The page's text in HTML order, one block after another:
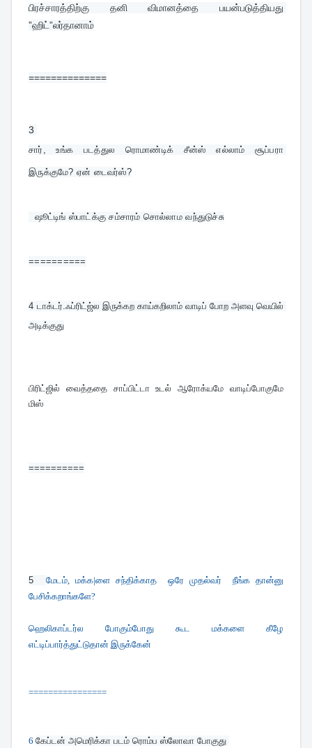
பிரச்சாரத்திற்கு தனி விமானத்தை பயன்படுத்தியது
”ஹிட்”லர்தானாம்
==============
3
சார், உங்க படத்துல ரொமாண்டிக் சீன்ஸ் எல்லாம் சூப்பரா
இருக்குமே? ஏன் டைவர்ஸ்?
  ஷூட்டிங் ஸ்பாட்க்கு சம்சாரம் சொல்லாம வந்துடுச்சு
==========
4 டாக்டர்.ஃப்ரிட்ஜ்ல இருக்கற காய்கறிலாம் வாடிப் போற அளவு வெயில்
அடிக்குது
பிரிட்ஜில் வைத்ததை சாப்பிட்டா உடல் ஆரோக்யமே வாடிப்போகுமே
மிஸ்
==========
5 மேடம், மக்க|ளை சந்திக்காத ஒரே முதல்வர் நீங்க தான்னு
பேசிக்கறாங்களே?
ஹெலிகாப்டர்ல போகும்போது கூட மக்களை கீழே
எட்டிப்பார்த்துட்டுதான் இருக்கேன்
================
6 கேப்டன் அமெரிக்கா படம் ரொம்ப ஸ்லோவா போகுது